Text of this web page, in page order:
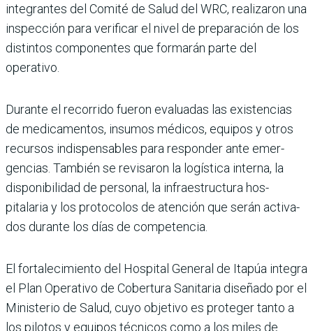
integrantes del Comité de Salud del WRC, realizaron una
inspección para verifi­car el nivel de preparación de los
distintos componen­tes que formarán parte del
operativo.
Durante el recorrido fueron evaluadas las existencias
de medicamentos, insumos médicos, equipos y otros
recursos indispensables para responder ante emer­
gencias. También se revi­saron la logística interna, la
disponibilidad de perso­nal, la infraestructura hos­
pitalaria y los protocolos de atención que serán activa­
dos durante los días de com­petencia.
El fortalecimiento del Hos­pital General de Itapúa inte­gra
el Plan Operativo de Cobertura Sanitaria dise­ñado por el
Ministerio de Salud, cuyo objetivo es pro­teger tanto a
los pilotos y equipos técnicos como a los miles de